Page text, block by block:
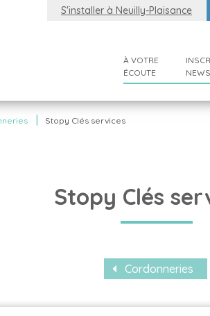
S'installer à Neuilly-Plaisance
À VOTRE
ÉCOUTE
Stopy Clés services
Stopy Clés
Cordonneries